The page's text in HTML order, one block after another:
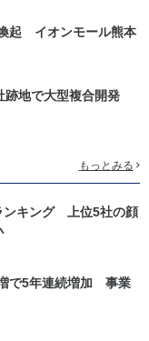
起 イオンモール熊本
跡地で大型複合開発
もっとみる
ンキング 上位5社の顔
で5年連続増加 事業